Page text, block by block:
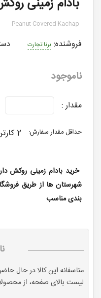
بادام زمینی
Peanut Covered Kachap
فروشنده: برنا تجارت
ناموجود
مقدار :
حداقل مقدار سفارش: 2 کارتن
خرید بادام زمینی روکش
شهرستان ها از طریق
بندی مناسب
متاسفانه این کالا در حال
لیست بالای صفحه، از